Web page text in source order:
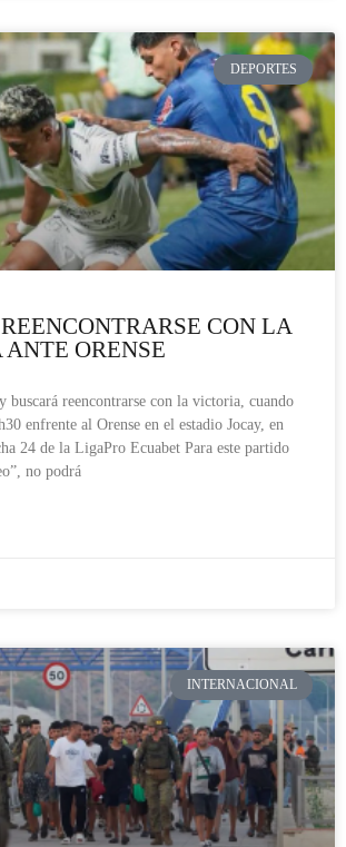
DEPORTES
CON LA
ORENSE
reencontrarse con la victoria, cuando
enfrente al Orense en el estadio Jocay, en
24 de la LigaPro Ecuabet Para este partido
no podrá
INTERNACIONAL